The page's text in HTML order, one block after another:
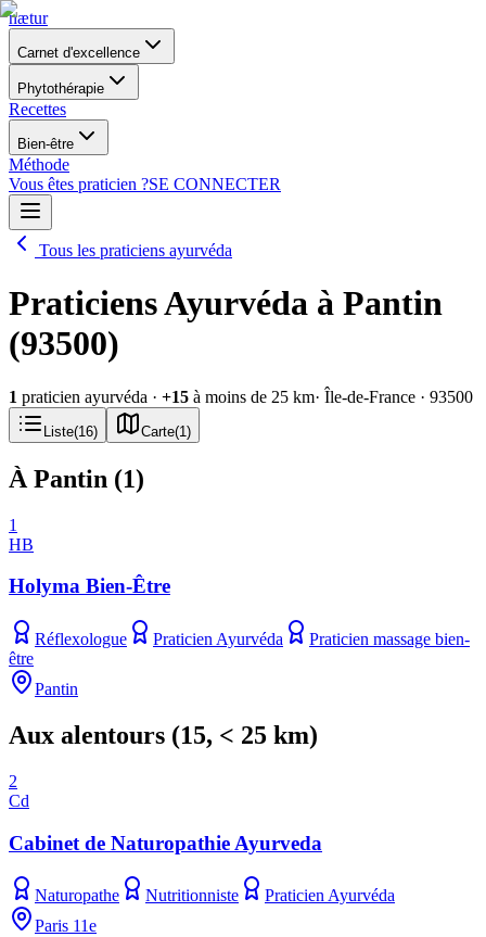
nætur
Carnet d'excellence
Phytothérapie
Recettes
Bien-être
Méthode
Vous êtes praticien ?SE CONNECTER
Tous les praticiens ayurvéda
Praticiens Ayurvéda à Pantin
(93500)
1 praticien ayurvéda · +15 à moins de 25 km· Île-de-France · 93500
Liste(16) Carte(1 )
À Pantin (1)
1
HB
Holyma Bien-Être
Réflexologue Praticien Ayurvéda
Praticien massage bien-
être
Pantin
Aux alentours (15, < 25 km)
2
Cd
Cabinet de Naturopathie Ayurveda
Naturopathe Nutritionniste
Praticien Ayurvéda
Paris 11e